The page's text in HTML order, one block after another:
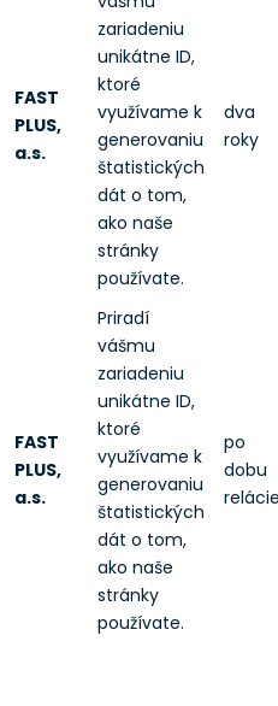
FAST
PLUS,
a.s.
zariadeniu
unikátne ID,
ktoré
využívame k
generovaniu
štatistických
dát o tom,
ako naše
stránky
používate.
dva
roky
FAST
PLUS,
a.s.
Priradí
vášmu
zariadeniu
unikátne ID,
ktoré
využívame k
generovaniu
štatistických
dát o tom,
ako naše
stránky
používate.
po
dobu